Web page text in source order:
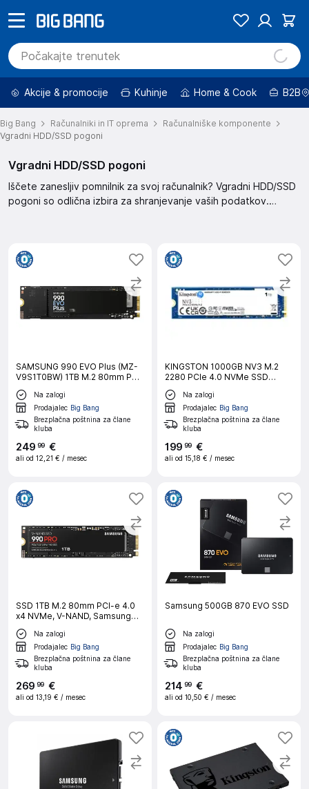
Akcije & promocije Kuhinje Home & Cook B2B
Big Bang Računalniki in IT oprema
Računalniške komponente
Vgradni HDD/SSD pogoni
Vgradni HDD/SSD pogoni
Iščete zanesljiv pomnilnik za svoj računalnik? Vgradni HDD/SSD
pogoni so odlična izbira za shranjevanje vaših podatkov.
SAMSUNG 990 EVO Plus (MZ-
V9S1T0BW) 1TB M.2 80mm PCI-
e 5.0 x2 NVMe, V-NAND SSD
Na zalogi
Prodajalec Big Bang
Brezplačna poštnina za člane
kluba
249 99 €
ali od 12,21 € / mesec
KINGSTON 1000GB NV3 M.2
2280 PCIe 4.0 NVMe SSD
vgradni trdi disk
Na zalogi
Prodajalec Big Bang
Brezplačna poštnina za člane
kluba
199 99 €
ali od 15,18 € / mesec
SSD 1TB M.2 80mm PCI-e 4.0
x4 NVMe, V-NAND, Samsung
990 PRO MZ-V9P1T0BW
Na zalogi
Prodajalec Big Bang
Brezplačna poštnina za člane
kluba
269 99 €
ali od 13,19 € / mesec
Samsung 500GB 870 EVO SSD
Na zalogi
Prodajalec Big Bang
Brezplačna poštnina za člane
kluba
214 99 €
ali od 10,50 € / mesec